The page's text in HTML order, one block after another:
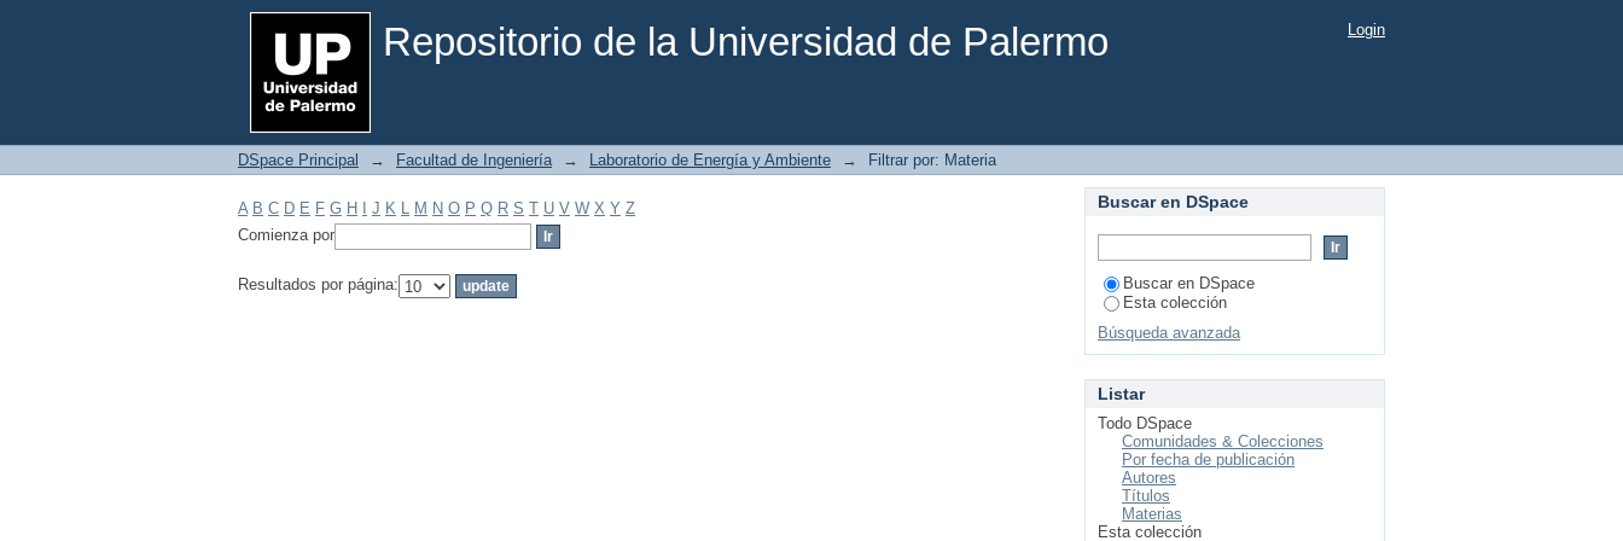
Repositorio de la Universidad de Palermo
Filtrar por: Materia Login
DSpace Principal → Facultad de Ingeniería → Laboratorio de Energía y Ambiente → Filtrar por: Materia
A B C D E F G H J K L M N O P Q R S T U V W X Y Z
Comienza por
Resultados por página:
Buscar en DSpace
Buscar en DSpace
Esta colección
Búsqueda avanzada
Listar
Todo DSpace
Comunidades & Colecciones
Por fecha de publicación
Autores
Títulos
Materias
Esta colección